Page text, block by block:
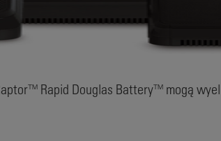
Rapid Douglas Battery™ mogą